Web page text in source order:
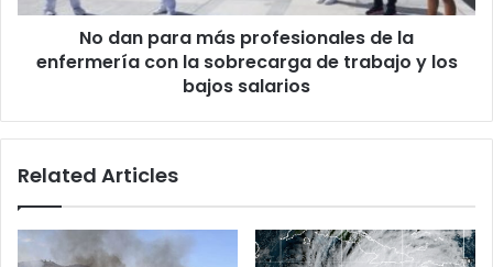
con
sobrecarga
y
bajos
No dan para más profesionales de la
enfermería con la sobrecarga de trabajo y los
bajos salarios
Related Articles